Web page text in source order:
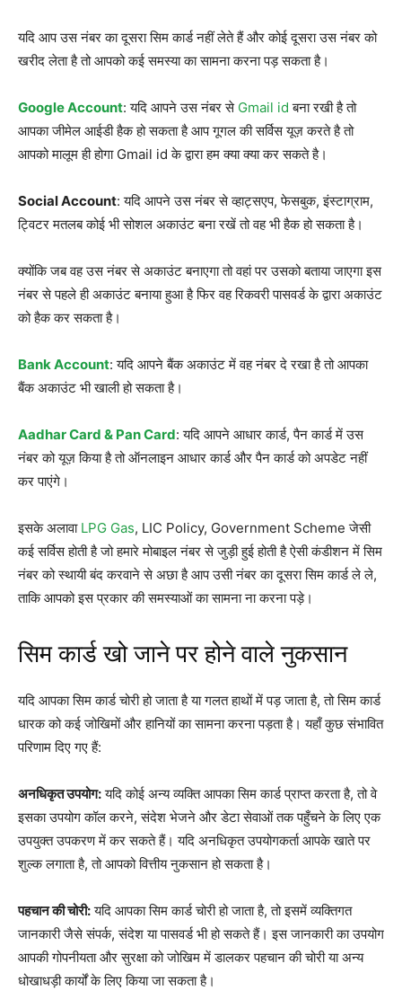
यदि आप उस नंबर का दूसरा सिम कार्ड नहीं लेते हैं और कोई दूसरा उस नंबर को
खरीद लेता है तो आपको कई समस्या का सामना करना पड़ सकता है।
Google Account: यदि आपने उस नंबर से Gmail id बना रखी है तो
आपका जीमेल आईडी हैक हो सकता है आप गूगल की सर्विस यूज़ करते है तो
आपको मालूम ही होगा Gmail id के द्वारा हम क्या क्या कर सकते है।
Social Account: यदि आपने उस नंबर से व्हाट्सएप, फेसबुक, इंस्टाग्राम,
ट्विटर मतलब कोई भी सोशल अकाउंट बना रखें तो वह भी हैक हो सकता है।
क्योंकि जब वह उस नंबर से अकाउंट बनाएगा तो वहां पर उसको बताया जाएगा इस
नंबर से पहले ही अकाउंट बनाया हुआ है फिर वह रिकवरी पासवर्ड के द्वारा अकाउंट
को हैक कर सकता है।
Bank Account: यदि आपने बैंक अकाउंट में वह नंबर दे रखा है तो आपका
बैंक अकाउंट भी खाली हो सकता है।
Aadhar Card & Pan Card: यदि आपने आधार कार्ड, पैन कार्ड में उस
नंबर को यूज़ किया है तो ऑनलाइन आधार कार्ड और पैन कार्ड को अपडेट नहीं
कर पाएंगे।
इसके अलावा LPG Gas, LIC Policy, Government Scheme जेसी
कई सर्विस होती है जो हमारे मोबाइल नंबर से जुड़ी हुई होती है ऐसी कंडीशन में सिम
नंबर को स्थायी बंद करवाने से अछा है आप उसी नंबर का दूसरा सिम कार्ड ले ले,
ताकि आपको इस प्रकार की समस्याओं का सामना ना करना पड़े।
सिम कार्ड खो जाने पर होने वाले नुकसान
यदि आपका सिम कार्ड चोरी हो जाता है या गलत हाथों में पड़ जाता है, तो सिम कार्ड
धारक को कई जोखिमों और हानियों का सामना करना पड़ता है। यहाँ कुछ संभावित
परिणाम दिए गए हैं:
अनधिकृत उपयोग:यदि कोई अन्य व्यक्ति आपका सिम कार्ड प्राप्त करता है, तो वे
इसका उपयोग कॉल करने, संदेश भेजने और डेटा सेवाओं तक पहुँचने के लिए एक
उपयुक्त उपकरण में कर सकते हैं। यदि अनधिकृत उपयोगकर्ता आपके खाते पर
शुल्क लगाता है, तो आपको वित्तीय नुकसान हो सकता है।
पहचान की चोरी:यदि आपका सिम कार्ड चोरी हो जाता है, तो इसमें व्यक्तिगत
जानकारी जैसे संपर्क, संदेश या पासवर्ड भी हो सकते हैं। इस जानकारी का उपयोग
आपकी गोपनीयता और सुरक्षा को जोखिम में डालकर पहचान की चोरी या अन्य
धोखाधड़ी कार्यों के लिए किया जा सकता है।